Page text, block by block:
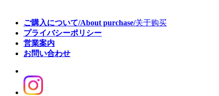
ご購入について/About purchase/关于购买
プライバシーポリシー
営業案内
お問い合わせ